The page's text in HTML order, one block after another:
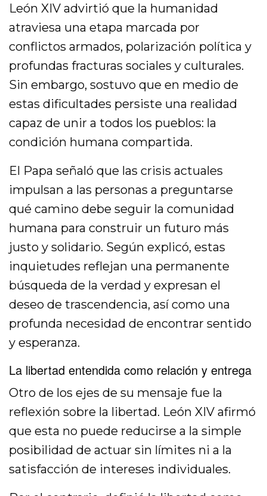
León XIV advirtió que la humanidad
atraviesa una etapa marcada por
conflictos armados, polarización política y
profundas fracturas sociales y culturales.
Sin embargo, sostuvo que en medio de
estas dificultades persiste una realidad
capaz de unir a todos los pueblos: la
condición humana compartida.
El Papa señaló que las crisis actuales
impulsan a las personas a preguntarse
qué camino debe seguir la comunidad
humana para construir un futuro más
justo y solidario. Según explicó, estas
inquietudes reflejan una permanente
búsqueda de la verdad y expresan el
deseo de trascendencia, así como una
profunda necesidad de encontrar sentido
y esperanza.
La libertad entendida como relación y entrega
Otro de los ejes de su mensaje fue la
reflexión sobre la libertad. León XIV afirmó
que esta no puede reducirse a la simple
posibilidad de actuar sin límites ni a la
satisfacción de intereses individuales.